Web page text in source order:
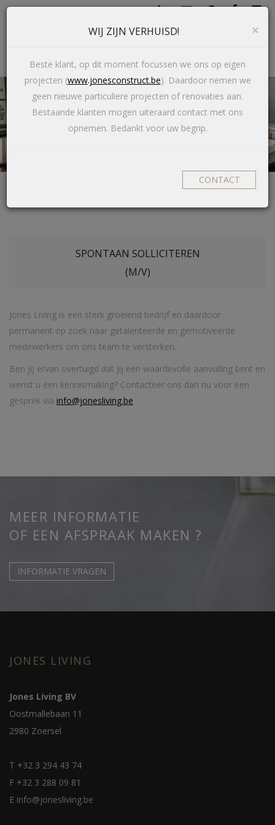
VACATURES
home
SPONTAAN SOLLICITEREN
(M/V)
Jones Living is een sterk groeiend bedrijf en daardoor
permanent op zoek naar getalenteerde en gemotiveerde
medewerkers om ons team te versterken.
Ben jij ervan overtuigd dat jij een waardevolle aanvulling bent en
wenst u een kennismaking? Contacteer ons dan nu voor een
gesprek via info@jonesliving.be .
MEER INFORMATIE
OF EEN AFSPRAAK MAKEN ?
INFORMATIE VRAGEN
JONES LIVING
Jones Living BV
Oostmallebaan 11
2980 Zoersel
T +32 3 294 43 74
F +32 3 288 09 81
E info@jonesliving.be
×
WIJ ZIJN VERHUISD!
Beste klant, op dit moment focussen we ons op eigen
projecten (www.jonesconstruct.be). Daardoor nemen we
geen nieuwe particuliere projecten of renovaties aan.
Bestaande klanten mogen uiteraard contact met ons
opnemen. Bedankt voor uw begrip.
CONTACT